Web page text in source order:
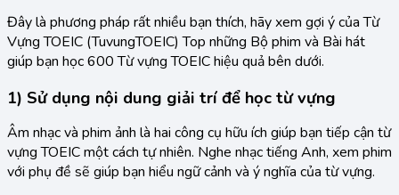
Đây là phương pháp rất nhiều bạn thích, hãy xem gợi ý của Từ
Vựng TOEIC (TuvungTOEIC) Top những Bộ phim và Bài hát
giúp bạn học 600 Từ vựng TOEIC hiệu quả bên dưới.
1) Sử dụng nội dung giải trí để học từ vựng
Âm nhạc và phim ảnh là hai công cụ hữu ích giúp bạn tiếp cận từ
vựng TOEIC một cách tự nhiên. Nghe nhạc tiếng Anh, xem phim
với phụ đề sẽ giúp bạn hiểu ngữ cảnh và ý nghĩa của từ vựng.